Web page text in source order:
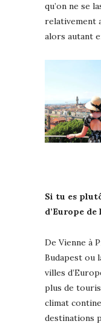
qu’on ne se
relativement
alors autant
Si tu es
d’Europe de
De Vienne à
Budapest ou
villes
plus de
climat
destinations